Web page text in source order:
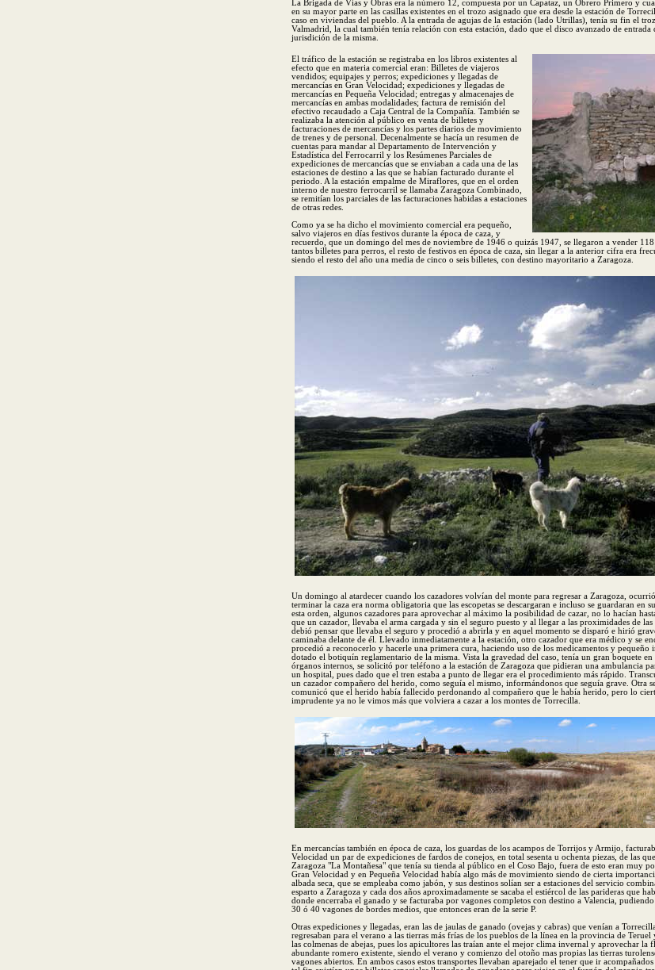
La Brigada de Vías y Obras era la número 12, compuesta por un Capataz, un Obrero Primero y
en su mayor parte en las casillas existentes en el trozo asignado que era desde la estación de
caso en viviendas del pueblo. A la entrada de agujas de la estación (lado Utrillas), tenía su fin el
Valmadrid, la cual también tenía relación con esta estación, dado que el disco avanzado de entrada
jurisdición de la misma.
El tráfico de la estación se registraba en los libros existentes al
efecto que en materia comercial eran: Billetes de viajeros
vendidos; equipajes y perros; expediciones y llegadas de
mercancías en Gran Velocidad; expediciones y llegadas de
mercancías en Pequeña Velocidad; entregas y almacenajes de
mercancías en ambas modalidades; factura de remisión del
efectivo recaudado a Caja Central de la Compañía. También se
realizaba la atención al público en venta de billetes y
facturaciones de mercancías y los partes diarios de movimiento
de trenes y de personal. Decenalmente se hacía un resumen de
cuentas para mandar al Departamento de Intervención y
Estadística del Ferrocarril y los Resúmenes Parciales de
expediciones de mercancías que se enviaban a cada una de las
estaciones de destino a las que se habían facturado durante el
periodo. A la estación empalme de Miraflores, que en el orden
interno de nuestro ferrocarril se llamaba Zaragoza Combinado,
se remitían los parciales de las facturaciones habidas a estaciones
de otras redes.
Como ya se ha dicho el movimiento comercial era pequeño,
salvo viajeros en días festivos durante la época de caza, y
recuerdo, que un domingo del mes de noviembre de 1946 o quizás 1947, se llegaron a vender
tantos billetes para perros, el resto de festivos en época de caza, sin llegar a la anterior cifra era
siendo el resto del año una media de cinco o seis billetes, con destino mayoritario a Zaragoza.
Un domingo al atardecer cuando los cazadores volvían del monte para regresar a Zaragoza,
terminar la caza era norma obligatoria que las escopetas se descargaran e incluso se guardaran en
esta orden, algunos cazadores para aprovechar al máximo la posibilidad de cazar, no lo hacían
que un cazador, llevaba el arma cargada y sin el seguro puesto y al llegar a las proximidades de
debió pensar que llevaba el seguro y procedió a abrirla y en aquel momento se disparó e hirió
caminaba delante de él. Llevado inmediatamente a la estación, otro cazador que era médico y se
procedió a reconocerlo y hacerle una primera cura, haciendo uso de los medicamentos y pequeño
dotado el botiquín reglamentario de la misma. Vista la gravedad del caso, tenía un gran boquete en
órganos internos, se solicitó por teléfono a la estación de Zaragoza que pidieran una ambulancia
un hospital, pues dado que el tren estaba a punto de llegar era el procedimiento más rápido.
un cazador compañero del herido, como seguía el mismo, informándonos que seguía grave. Otra
comunicó que el herido había fallecido perdonando al compañero que le había herido, pero lo
imprudente ya no le vimos más que volviera a cazar a los montes de Torrecilla.
En mercancías también en época de caza, los guardas de los acampos de Torrijos y Armijo,
Velocidad un par de expediciones de fardos de conejos, en total sesenta u ochenta piezas, de las
Zaragoza "La Montañesa" que tenía su tienda al público en el Coso Bajo, fuera de esto eran muy
Gran Velocidad y en Pequeña Velocidad había algo más de movimiento siendo de cierta
albada seca, que se empleaba como jabón, y sus destinos solían ser a estaciones del servicio
esparto a Zaragoza y cada dos años aproximadamente se sacaba el estiércol de las parideras que
donde encerraba el ganado y se facturaba por vagones completos con destino a Valencia,
30 ó 40 vagones de bordes medios, que entonces eran de la serie P.
Otras expediciones y llegadas, eran las de jaulas de ganado (ovejas y cabras) que venían a
regresaban para el verano a las tierras más frías de los pueblos de la línea en la provincia de
las colmenas de abejas, pues los apicultores las traían ante el mejor clima invernal y aprovechar la
abundante romero existente, siendo el verano y comienzo del otoño mas propias las tierras
vagones abiertos. En ambos casos estos transportes llevaban aparejado el tener que ir